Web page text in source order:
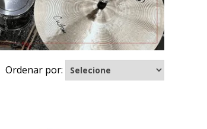
Ordenar por: